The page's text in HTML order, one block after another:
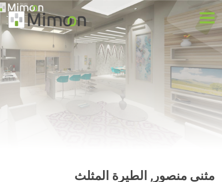
مثنى منصور, الطيرة المثلث